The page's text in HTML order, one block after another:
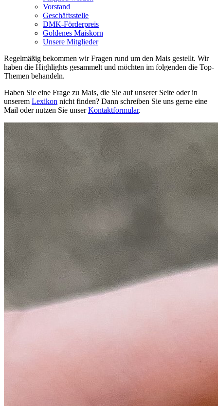
Vorstand
Geschäftsstelle
DMK-Förderpreis
Goldenes Maiskorn
Unsere Mitglieder
Regelmäßig bekommen wir Fragen rund um den Mais gestellt. Wir
haben die Highlights gesammelt und möchten im folgenden die Top-
Themen behandeln.
Haben Sie eine Frage zu Mais, die Sie auf unserer Seite oder in
unserem Lexikon nicht finden? Dann schreiben Sie uns gerne eine
Mail oder nutzen Sie unserKontaktformular.